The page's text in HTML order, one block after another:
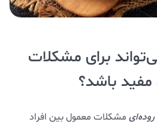
برای مشکلات
مفید باشد؟
مشکلات معمول بین افراد